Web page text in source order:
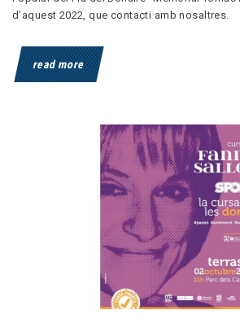
d’aquest 2022, que contacti amb nosaltres.
read more